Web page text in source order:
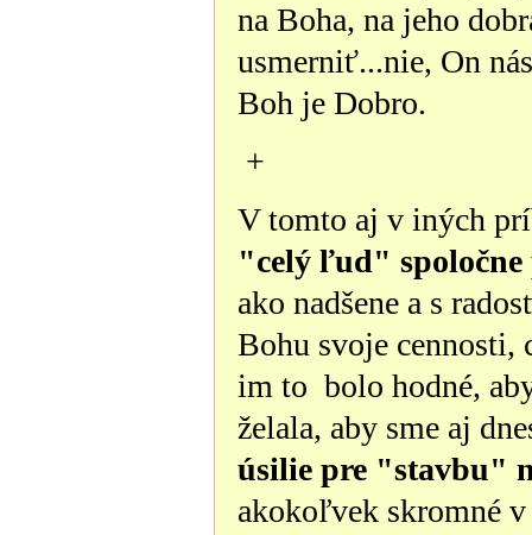
na Boha, na jeho
usmerniť...nie, On
Boh je Dobro.
+
V tomto aj v iných
"celý ľud"
ako nadšene a s
Bohu svoje cennosti,
im to bolo hodné,
želala, aby sme aj
úsilie pre "stavbu"
akokoľvek skromné